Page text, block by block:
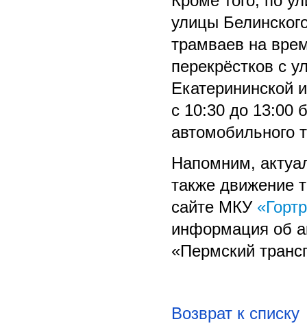
улицы
трамваев на
перекрёстков с
Екатерининской
с 10:30 до 13:00
автомобильного
Напомним,
также движение
сайте МКУ
информация об
«Пермский
Возврат к списку